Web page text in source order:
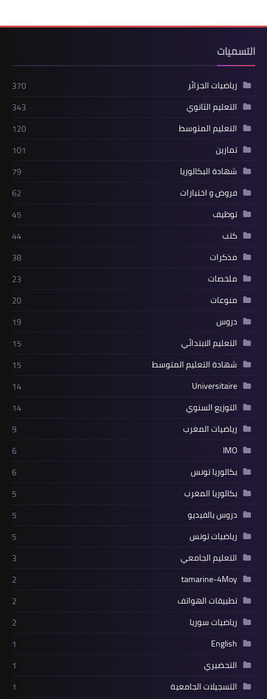
التسميات
رياضيات الجزائر
370
التعليم الثانوي
343
التعليم المتوسط
120
تمارين
101
شهادة البكالوريا
79
فروض و اختبارات
62
توظيف
45
كتب
44
مذكرات
38
ملخصات
23
منوعات
20
دروس
19
التعليم الابتدائي
15
شهادة التعليم المتوسط
15
Universitaire
14
التوزيع السنوي
14
رياضيات المغرب
9
IMO
6
بكالوريا تونس
6
بكالوريا المغرب
5
دروس بالفيديو
5
رياضيات تونس
5
التعليم الجامعي
3
tamarine-4Moy
2
تطبيقات الهواتف
2
رياضيات سوريا
2
English
1
التحضيري
1
التسجيلات الجامعية
1